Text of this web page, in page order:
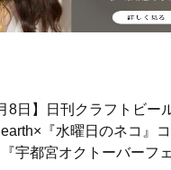
8日】日刊クラフトビー
『水曜日のネコ』
宇都宮オクトーバーフ